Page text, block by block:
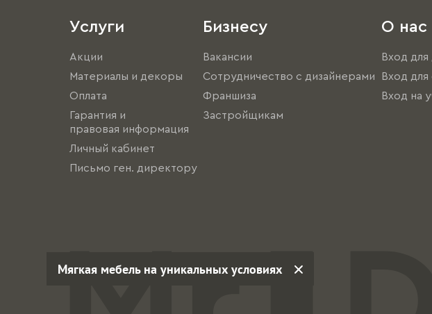
Услуги
Акции
Материалы и декоры
Оплата
Гарантия и
правовая информация
Личный кабинет
Письмо ген. директору
Бизнесу
Вакансии
Сотрудничество с дизайнерами
Франшиза
Застройщикам
О нас
Вход
Вход
Вход на
Мягкая мебель на уникальных условиях